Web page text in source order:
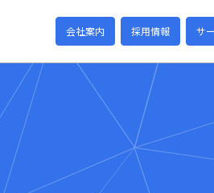
会社案内 採用情報 サ